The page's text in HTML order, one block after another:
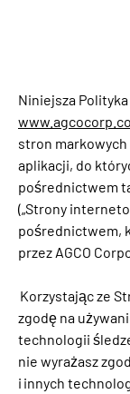
Niniejsza
stron
aplikacji, do
pośrednictwem
(„Strony
pośrednictwem,
przez AGCO
Korzystając ze
zgodę na
technologii
nie wyrażasz
i innych